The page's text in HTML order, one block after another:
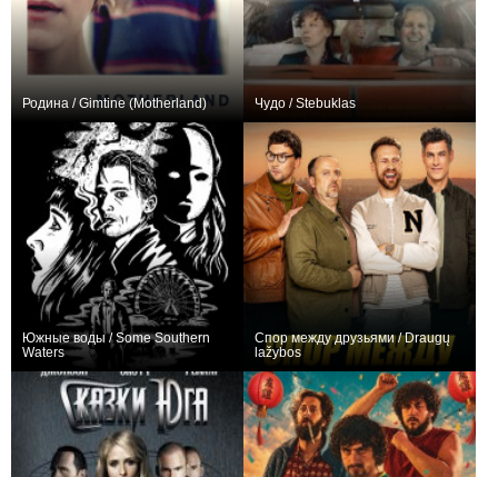
Родина / Gimtine (Motherland) Чудо / Stebuklas
Южные воды / Some Southern
Waters
Спор между друзьями / Draugų
lažybos